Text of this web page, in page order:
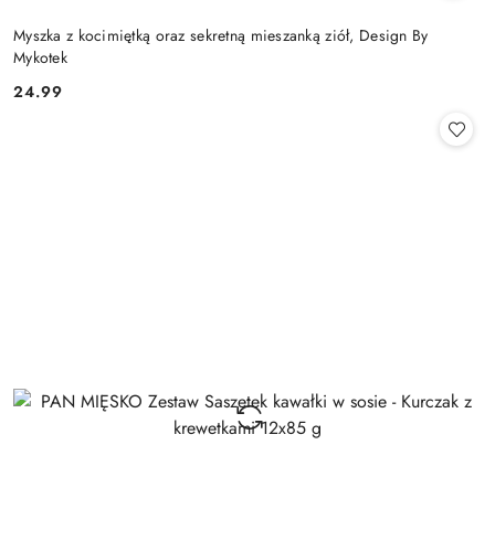
Myszka z kocimiętką oraz sekretną mieszanką ziół, Design By
Mykotek
Cena:
24.99